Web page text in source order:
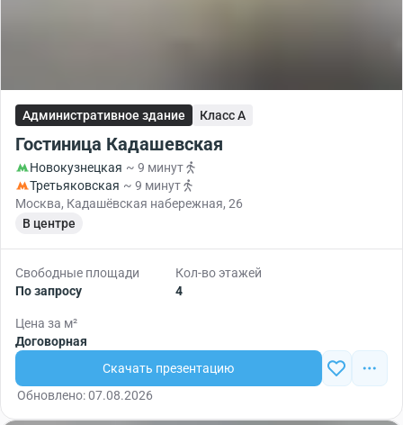
Административное здание Класс A
Гостиница Кадашевская
Новокузнецкая ~ 9 минут
Третьяковская ~ 9 минут
Москва, Кадашёвская набережная, 26
В центре
Свободные площади
По запросу
Кол-во этажей
4
Цена за м²
Договорная
Скачать презентацию
Обновлено: 07.08.2026